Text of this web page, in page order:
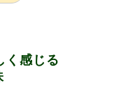
く感じる